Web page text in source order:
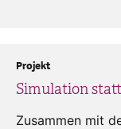
Simulation
Projekt
Zusammen mit